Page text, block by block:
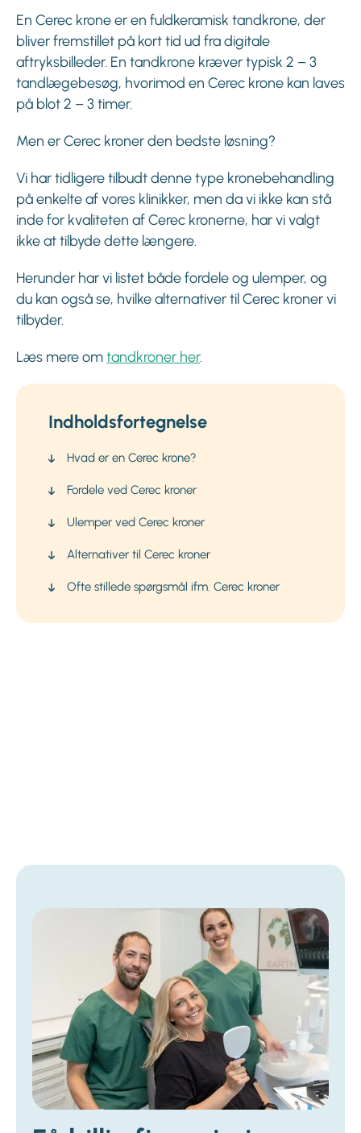
En Cerec krone er en fuldkeramisk tandkrone, der
bliver fremstillet på kort tid ud fra digitale
aftryksbilleder. En tandkrone kræver typisk 2 – 3
tandlægebesøg, hvorimod en Cerec krone kan laves
på blot 2 – 3 timer.
Men er Cerec kroner den bedste løsning?
Vi har tidligere tilbudt denne type kronebehandling
på enkelte af vores klinikker, men da vi ikke kan stå
inde for kvaliteten af Cerec kronerne, har vi valgt
ikke at tilbyde dette længere.
Herunder har vi listet både fordele og ulemper, og
du kan også se, hvilke alternativer til Cerec kroner vi
tilbyder.
Læs mere omtandkroner her.
Indholdsfortegnelse
Hvad er en Cerec krone?
Fordele ved Cerec kroner
Ulemper ved Cerec kroner
Alternativer til Cerec kroner
Ofte stillede spørgsmål ifm. Cerec kroner